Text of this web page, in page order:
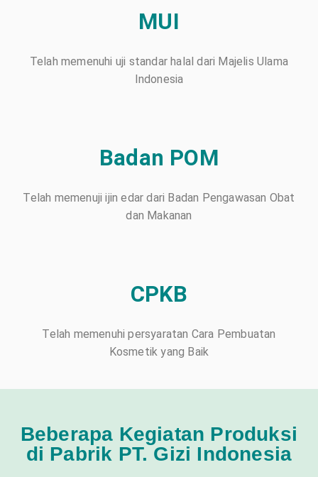
MUI
Telah memenuhi uji standar halal dari Majelis Ulama
Indonesia
Badan POM
Telah memenuji ijin edar dari Badan Pengawasan Obat
dan Makanan
CPKB
Telah memenuhi persyaratan Cara Pembuatan
Kosmetik yang Baik
Beberapa Kegiatan Produksi
di Pabrik PT. Gizi Indonesia